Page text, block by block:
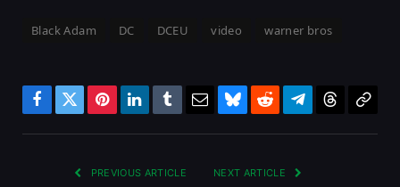
Black Adam DC DCEU video warner bros
Facebook
TwitterPinterestLinkedInTumblrEmailBlueskyRedditTelegramThreadsCopy
PREVIOUS ARTICLE NEXT ARTICLE